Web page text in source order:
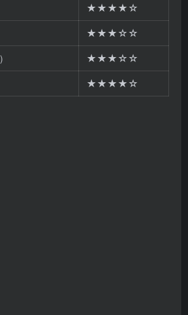
★★★★☆
★★★☆☆
★★★☆☆
★★★★☆